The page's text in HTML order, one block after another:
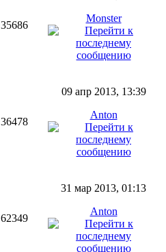
35686
Monster
36478
09 апр 2013, 13:39
Anton
62349
31 мар 2013, 01:13
Anton